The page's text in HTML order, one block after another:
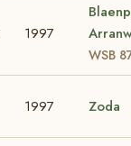
1997
WSB
1997 Zoda